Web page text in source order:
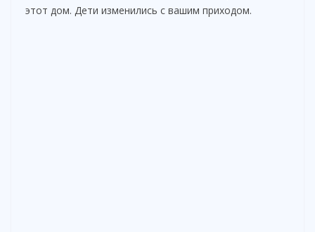
этот дом. Дети изменились с вашим приходом.